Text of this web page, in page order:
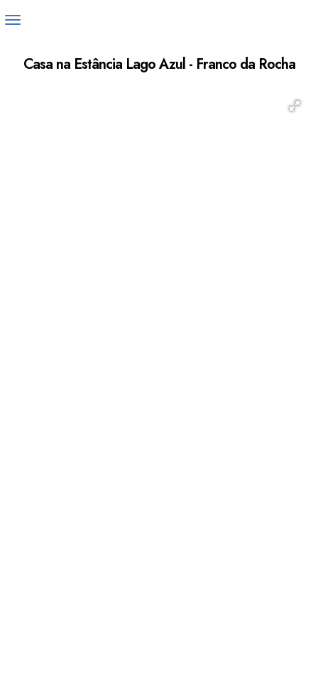
Casa na Estância Lago Azul - Franco da Rocha